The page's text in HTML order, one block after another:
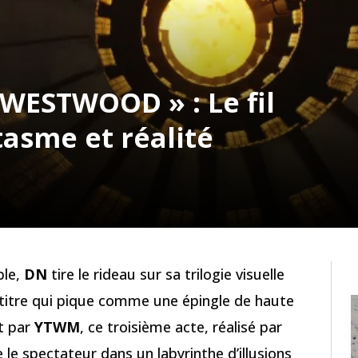
» : Le fil
et réalité
DN tire le rideau sur sa trilogie visuelle
qui pique comme une épingle de haute
par YTWM, ce troisième acte, réalisé par
le spectateur dans un labyrinthe d’illusions